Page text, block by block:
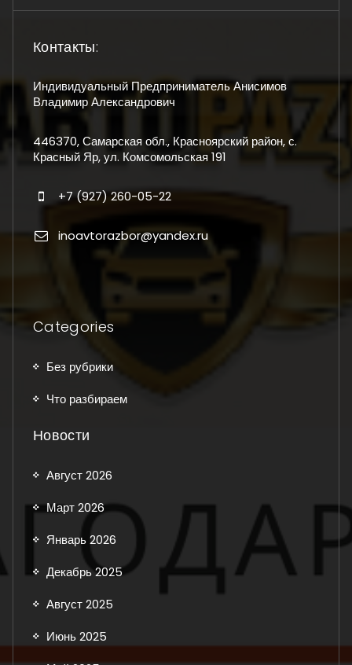
Контакты:
Индивидуальный Предприниматель Анисимов
Владимир Александрович
446370, Самарская обл., Красноярский район, с.
Красный Яр, ул. Комсомольская 191
+7 (927) 260-05-22
inoavtorazbor@yandex.ru
Categories
Без рубрики
Что разбираем
Новости
Август 2026
Март 2026
Январь 2026
Декабрь 2025
Август 2025
Июнь 2025